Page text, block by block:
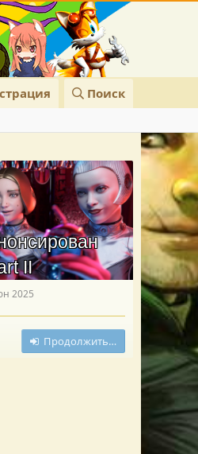
Поиск
II
2025
Продолжить…